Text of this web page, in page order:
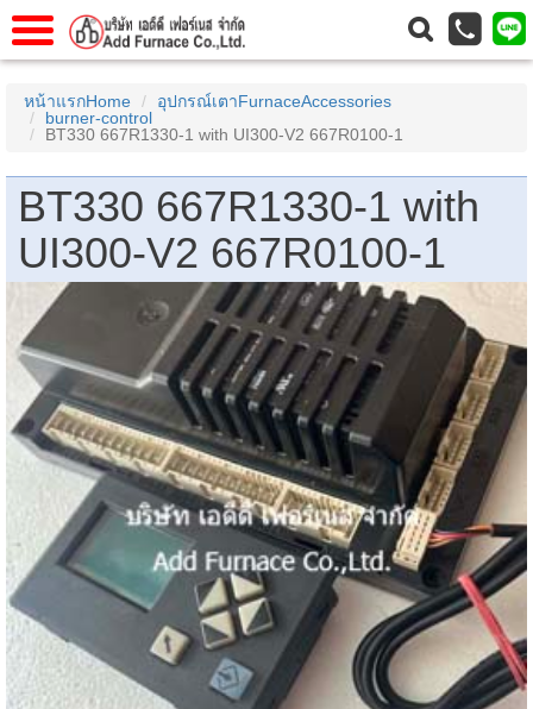
บเราAbout Us
เรา Contact Us
anello
schroder
หน้าแรกHome
อุปกรณ์เตาFurnaceAccessories
burner-control
BT330 667R1330-1 with UI300-V2 667R0100-1
BT330 667R1330-1 with
UI300-V2 667R0100-1